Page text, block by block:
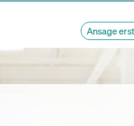
Ansage